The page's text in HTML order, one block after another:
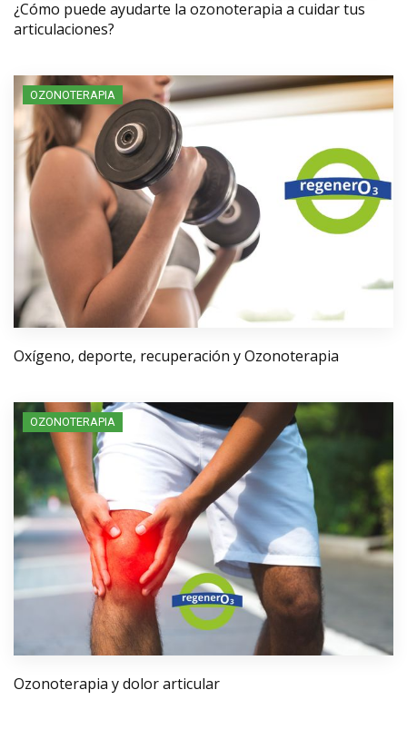
¿Cómo puede ayudarte la ozonoterapia a cuidar tus
articulaciones?
OZONOTERAPIA
Oxígeno, deporte, recuperación y Ozonoterapia
OZONOTERAPIA
Ozonoterapia y dolor articular